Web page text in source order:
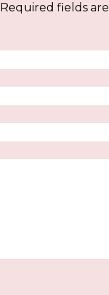
Required fields are